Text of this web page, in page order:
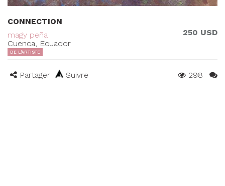
CONNECTION
magy peña
Cuenca, Ecuador
250 USD
DE L'ARTISTE
Partager Suivre 298